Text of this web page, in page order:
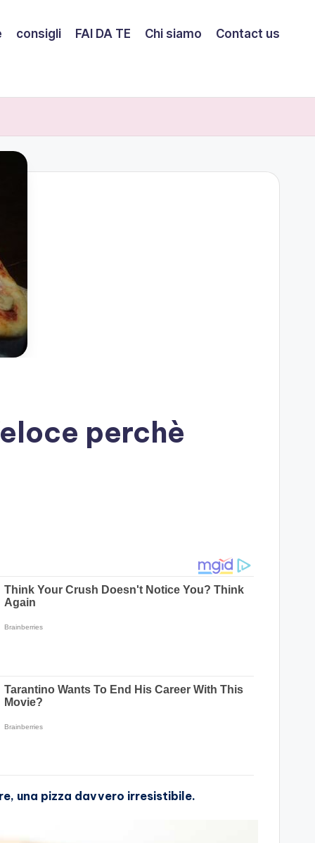
consigli FAI DA TE Chi siamo Contact us
perchè
una pizza davvero irresistibile.